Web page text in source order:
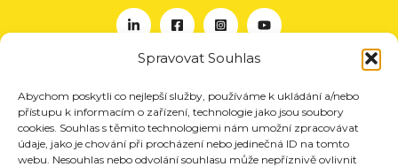
Spravovat Souhlas
Abychom poskytli co nejlepší služby, používáme k ukládání a/nebo
přístupu k informacím o zařízení, technologie jako jsou soubory
cookies. Souhlas s těmito technologiemi nám umožní zpracovávat
údaje, jako je chování při procházení nebo jedinečná ID na tomto
webu. Nesouhlas nebo odvolání souhlasu může nepříznivě ovlivnit
O nás
Projekty
Členství